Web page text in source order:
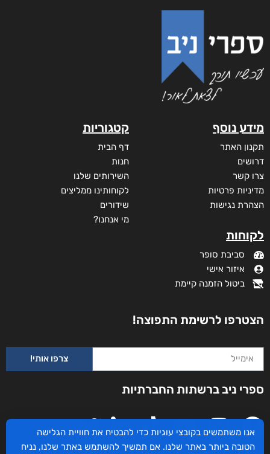
מידע נוסף
תקנון האתר
דרושים
צרו קשר
מדיניות פרטיות
הצהרת נגישות
לקוחות
סביבת סופר
איזור אישי
ביטול הזמנה קיימת
קטגוריות
דף הבית
חנות
השירותים שלנו
לקוחותינו ממליצים
שידורים
מי אנחנו?
הצטרפו לרשימת התפוצה!
צרפו אותי!
ספרי ניב ברשתות החברתיות
אנו משתמשים בקובצי עוגיות כדי להבטיח את חוויית הגלישה
הטובה ביותר באתר שלנו. אם תמשיך להשתמש באתר שלנו, נניח